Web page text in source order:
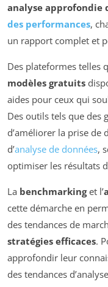
analyse approfondie
des performances,
un rapport complet et
Des plateformes telles
modèles gratuits
aides pour ceux qui
Des outils tels que des
d’améliorer la prise de
d’analyse de données,
optimiser les résultats
La benchmarkinget l’
cette démarche en
des tendances de
stratégies efficaces.
approfondir leur
des tendances